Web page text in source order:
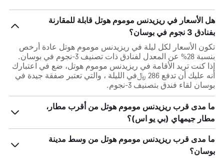
هل الأسعار في ريزيدنس موموم هوتل قابلة للمقارنة
بفنادق 3 نجوم في بوسان؟
تكون الأسعار لكل ليلة في ريزيدنس موموم هوتل عادة أرخص
بنسبة 28% عن المعدل لفنادق ذات تصنيف 3-نجوم في بوسان.
إذا كنت تريد الأقامة في ريزيدنس موموم هوتل، ضع في اعتبارك
أنه عليك أن تدفع 286 ﷼في الليلة ، والتي تعتبر صفقة جيدة في
بوسان لقاء فندق بتصنيف 3-نجوم.
ما مدى قرب ريزيدنس موموم هوتل من أقرب مطار،
مطار جيمهاي (بي يو اس)؟
ما مدى قرب ريزيدنس موموم هوتل من وسط مدينة
بوسان؟